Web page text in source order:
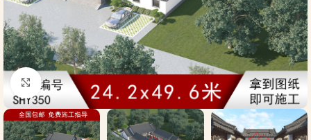
点击放大